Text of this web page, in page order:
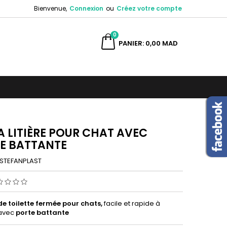
Bienvenue, Connexion ou Créez votre compte
PANIER
0
0,00 MAD
LITIÈRE POUR CHAT AVEC
BATTANTE
STEFANPLAST
toilette fermée pour chats,facile et rapide à
porte battante